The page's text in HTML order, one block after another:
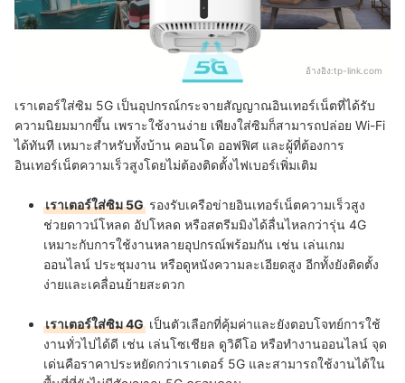
อ้างอิง:tp-link.com
เราเตอร์ใส่ซิม 5G เป็นอุปกรณ์กระจายสัญญาณอินเทอร์เน็ตที่ได้รับ
ความนิยมมากขึ้น เพราะใช้งานง่าย เพียงใส่ซิมก็สามารถปล่อย Wi-Fi
ได้ทันที เหมาะสำหรับทั้งบ้าน คอนโด ออฟฟิศ และผู้ที่ต้องการ
อินเทอร์เน็ตความเร็วสูงโดยไม่ต้องติดตั้งไฟเบอร์เพิ่มเติม
เราเตอร์ใส่ซิม 5G รองรับเครือข่ายอินเทอร์เน็ตความเร็วสูง
ช่วยดาวน์โหลด อัปโหลด หรือสตรีมมิงได้ลื่นไหลกว่ารุ่น 4G
เหมาะกับการใช้งานหลายอุปกรณ์พร้อมกัน เช่น เล่นเกม
ออนไลน์ ประชุมงาน หรือดูหนังความละเอียดสูง อีกทั้งยังติดตั้ง
ง่ายและเคลื่อนย้ายสะดวก
เราเตอร์ใส่ซิม 4G เป็นตัวเลือกที่คุ้มค่าและยังตอบโจทย์การใช้
งานทั่วไปได้ดี เช่น เล่นโซเชียล ดูวิดีโอ หรือทำงานออนไลน์ จุด
เด่นคือราคาประหยัดกว่าเราเตอร์ 5G และสามารถใช้งานได้ใน